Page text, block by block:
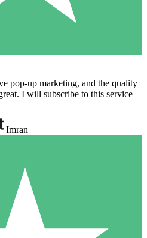
pop-up marketing, and the quality
I will subscribe to this service
Imran